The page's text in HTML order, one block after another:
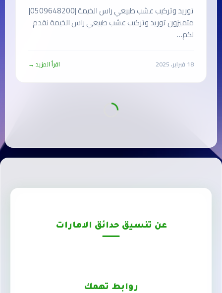
توريد وتركيب عشب طبيعي راس الخيمة |0509648200|
متميزون توريد وتركيب عشب طبيعي راس الخيمة نقدم
لكم…
18 فبراير، 2025 اقرأ المزيد →
عن تنسيق حدائق الامارات
روابط تهمك